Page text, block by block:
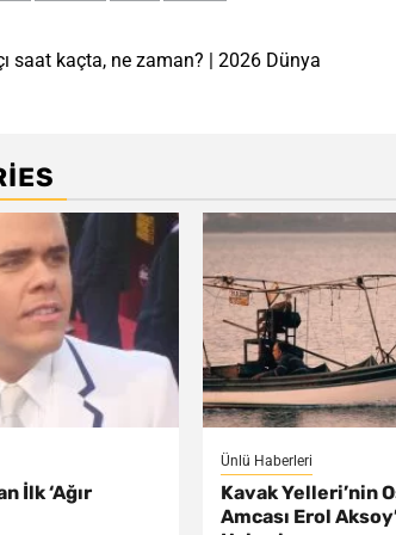
saat kaçta, ne zaman? | 2026 Dünya
İlk ‘Ağır
Ünlü Haberleri
Kavak Yelleri’nin
Amcası Erol